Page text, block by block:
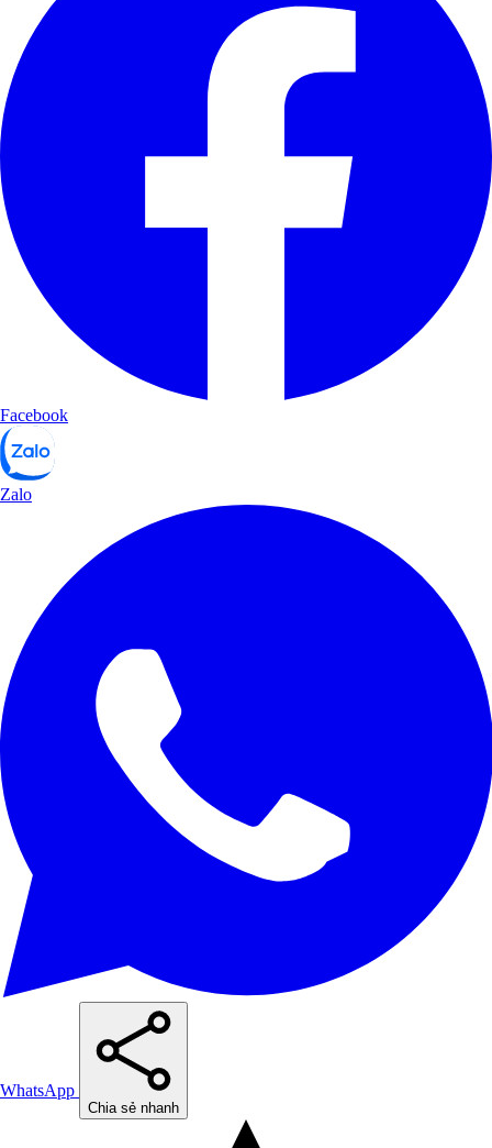
Facebook
Zalo
WhatsApp
Chia sẻ nhanh